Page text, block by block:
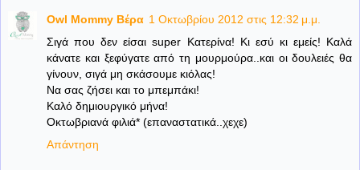
Owl Mommy Βέρα 1 Οκτωβρίου 2012 στις 12:32 μ.μ.
Σιγά που δεν είσαι super Κατερίνα! Κι εσύ κι εμείς! Καλά
κάνατε και ξεφύγατε από τη μουρμούρα..και οι δουλειές θα
γίνουν, σιγά μη σκάσουμε κιόλας!
Να σας ζήσει και το μπεμπάκι!
Καλό δημιουργικό μήνα!
Οκτωβριανά φιλιά* (επαναστατικά..χεχε)
Απάντηση